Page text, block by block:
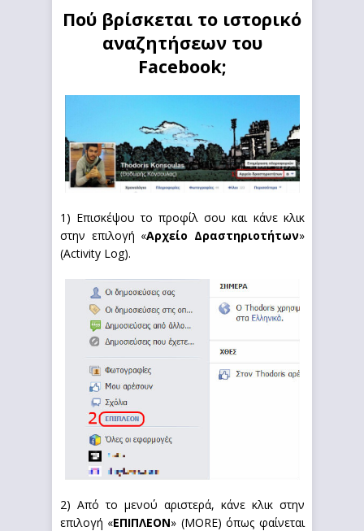
Πού βρίσκεται το ιστορικό
αναζητήσεων του
Facebook;
1) Επισκέψου το προφίλ σου και κάνε κλικ
στην επιλογή «Αρχείο Δραστηριοτήτων»
(Activity Log).
2) Από το μενού αριστερά, κάνε κλικ στην
επιλογή «ΕΠΙΠΛΕΟΝ» (MORE) όπως φαίνεται